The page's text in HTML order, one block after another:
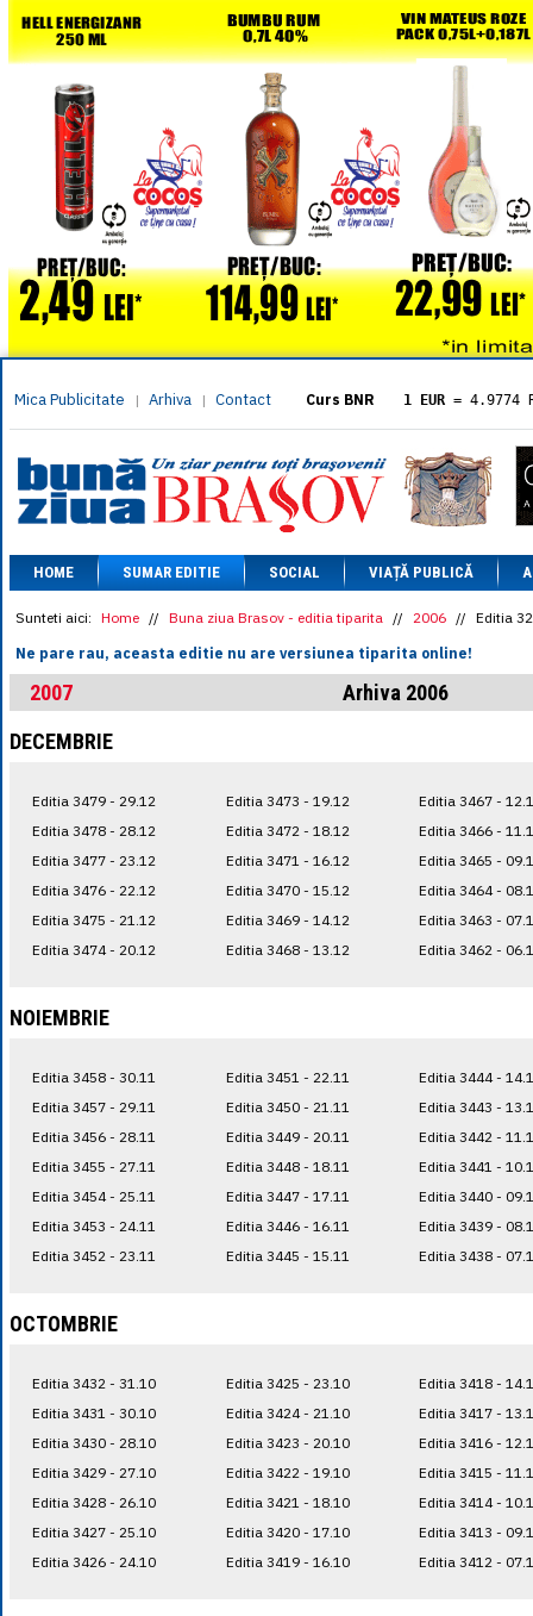
Mica Publicitate | Arhiva | Contact Curs BNR 1 EUR = 4.9774
= 5.8304
1 XAU= 464.4611
1 AED= 1.1933
1 AUD= 2.7957
1 BGN= 2.5449
1 CAD= 3.1559
1 CHF= 5.2813
1 CNY= 0.6015
1 DKK= 0.6668
1 EGP= 0.0860
1 HUF= 1.2223
1 MXN= 0.2227
1 NOK= 0.4191
1 RSD= 0.0425
1 RUB= 0.0530
1 TRY= 0.1141
HOME SUMAR EDITIE SOCIAL VIAȚĂ PUBLICĂ
Sunteti aici: Home // Buna ziua Brasov - editia tiparita // 2006 // Editia
Ne pare rau, aceasta editie nu are versiunea tiparita online!
2007
Arhiva 2006
DECEMBRIE
Editia 3479 - 29.12
Editia 3478 - 28.12
Editia 3477 - 23.12
Editia 3476 - 22.12
Editia 3475 - 21.12
Editia 3474 - 20.12
Editia 3473 - 19.12
Editia 3472 - 18.12
Editia 3471 - 16.12
Editia 3470 - 15.12
Editia 3469 - 14.12
Editia 3468 - 13.12
Editia 3467 -
Editia 3466 -
Editia 3465 -
Editia 3464 -
Editia 3463 -
Editia 3462 -
NOIEMBRIE
Editia 3458 - 30.11
Editia 3457 - 29.11
Editia 3456 - 28.11
Editia 3455 - 27.11
Editia 3454 - 25.11
Editia 3453 - 24.11
Editia 3452 - 23.11
Editia 3451 - 22.11
Editia 3450 - 21.11
Editia 3449 - 20.11
Editia 3448 - 18.11
Editia 3447 - 17.11
Editia 3446 - 16.11
Editia 3445 - 15.11
Editia 3444 -
Editia 3443 -
Editia 3442 -
Editia 3441 -
Editia 3440 -
Editia 3439 -
Editia 3438 -
OCTOMBRIE
Editia 3432 - 31.10
Editia 3431 - 30.10
Editia 3430 - 28.10
Editia 3429 - 27.10
Editia 3428 - 26.10
Editia 3427 - 25.10
Editia 3426 - 24.10
Editia 3425 - 23.10
Editia 3424 - 21.10
Editia 3423 - 20.10
Editia 3422 - 19.10
Editia 3421 - 18.10
Editia 3420 - 17.10
Editia 3419 - 16.10
Editia 3418 -
Editia 3417 -
Editia 3416 -
Editia 3415 -
Editia 3414 -
Editia 3413 -
Editia 3412 -